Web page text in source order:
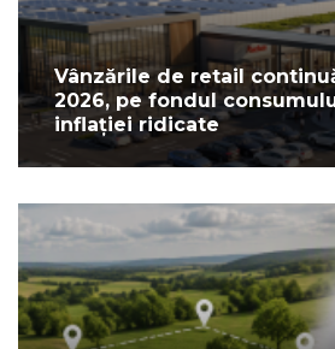
Vânzările de retail
2026, pe fondul
inflației ridicate